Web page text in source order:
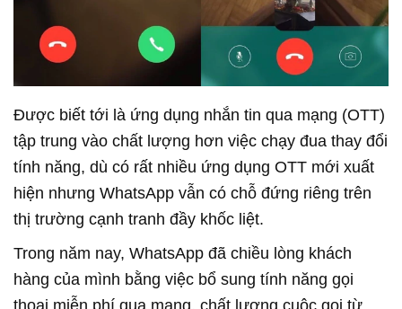
Được biết tới là ứng dụng nhắn tin qua mạng (OTT)
tập trung vào chất lượng hơn việc chạy đua thay đổi
tính năng, dù có rất nhiều ứng dụng OTT mới xuất
hiện nhưng WhatsApp vẫn có chỗ đứng riêng trên
thị trường cạnh tranh đầy khốc liệt.
Trong năm nay, WhatsApp đã chiều lòng khách
hàng của mình bằng việc bổ sung tính năng gọi
thoại miễn phí qua mạng, chất lượng cuộc gọi từ